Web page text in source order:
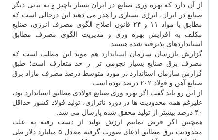
از آن دارد که بهره وری صنایع در ایران بسیار ناچیز و به بیانی دیگر
صنایع در ایران، انرژی بسیاری را هدر می دهند این درحالی است که
مطابق با مواد ۱۱ و ۲۴ قانون اصلاح الگوی مصرف انرژی، صنایع
مکلف به افزایش بهره وری و مدیریت الگوی مصرف مطابق
استانداردهای پذیرفته شده هستند.
گزارش بازرسان سازمان
استاندارد هم موید این مطلب است که
مصرف برق صنایع بسیار نجومی تر از حد متعارف است؛ طبق
گزارش سازمان استاندارد در مورد متوسط درصد مصرف مازاد برق
صنایع آهن و فولاد ۲۰۲ درصد بوده است.
از این رو باید گفت اگر بهره وری صنایع فولادی مطابق استاندارد بود،
علیرغم همه محدودیت ها در دوره ناترازی، تولید فولاد کشور حداقل
۴۰ درصد بیشتر از تولید محقق شده پارسال می شد.
همچنین اگر فرض نماییم ارزش تولید از دست رفته به علت
محدودیت برق مطابق ادعای صورت گرفته معادل ۵ میلیارد دلار طی